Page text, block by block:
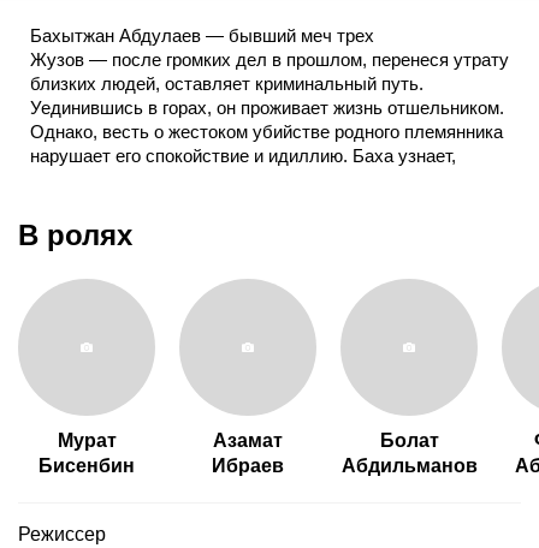
Бахытжан Абдулаев — бывший меч трех
Жузов — после громких дел в прошлом, перенеся утрату
близких людей, оставляет криминальный путь.
Уединившись в горах, он проживает жизнь отшельником.
Однако, весть о жестоком убийстве родного племянника
нарушает его спокойствие и идиллию. Баха узнает,
на которого не распространяются законы. Баха
принимает решение выйти на тропу войны против самых
могущественных и влиятельных кланов трех Жузов.
Он готов пойти на всё, чтобы восстановить
справедливость.
В ролях
Мурат
Бисенбин
Азамат
Ибраев
Болат
Абдильманов
Режиссер